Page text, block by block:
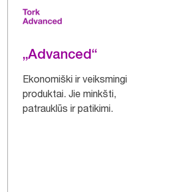
„Advanced“
Ekonomiški ir veiksmingi
produktai. Jie minkšti,
patrauklūs ir patikimi.